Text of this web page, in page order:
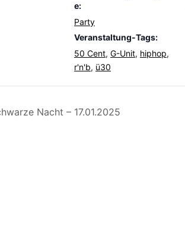
e:
Party
Veranstaltung-Tags:
50 Cent, G-Unit, hiphop,
r'n'b, ü30
Nacht – 17.01.2025